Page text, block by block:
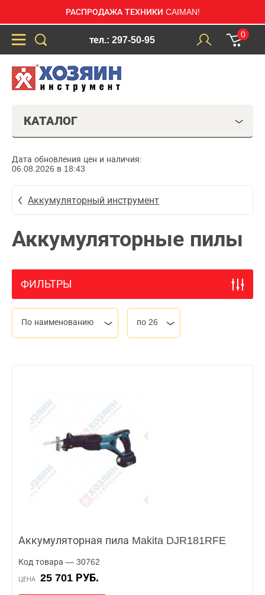
РАСПРОДАЖА ТЕХНИКИ CAIMAN!
тел.: 297-50-95
0
КАТАЛОГ
Дата обновления цен и наличия:
06.08.2026 в 18:43
Аккумуляторный инструмент
Аккумуляторные пилы
ФИЛЬТРЫ
По наименованию по 26
Аккумуляторная пила Makita DJR181RFE
Код товара — 30762
ЦЕНА 25 701 РУБ.